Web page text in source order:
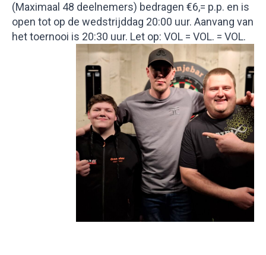
(Maximaal 48 deelnemers) bedragen €6,= p.p. en is
open tot op de wedstrijddag 20:00 uur. Aanvang van
het toernooi is 20:30 uur. Let op: VOL = VOL. = VOL.